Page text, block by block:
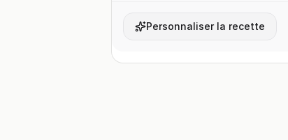
Personnaliser la recette